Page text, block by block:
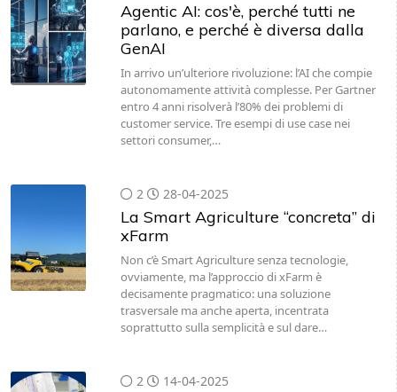
Agentic AI: cos'è, perché tutti ne
parlano, e perché è diversa dalla
GenAI
In arrivo un’ulteriore rivoluzione: l’AI che compie
autonomamente attività complesse. Per Gartner
entro 4 anni risolverà l’80% dei problemi di
customer service. Tre esempi di use case nei
settori consumer,…
2 28-04-2025
La Smart Agriculture “concreta” di
xFarm
Non c’è Smart Agriculture senza tecnologie,
ovviamente, ma l’approccio di xFarm è
decisamente pragmatico: una soluzione
trasversale ma anche aperta, incentrata
soprattutto sulla semplicità e sul dare…
2 14-04-2025